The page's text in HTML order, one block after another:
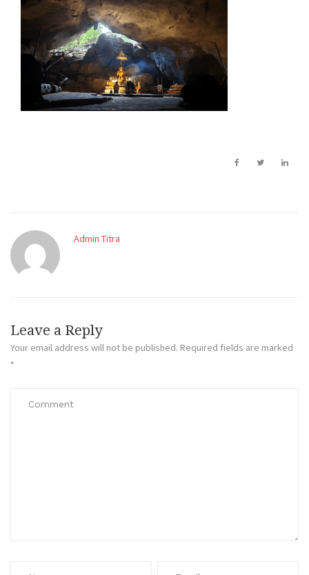
Admin Titra
Leave a Reply
Your email address will not be published. Required fields are marked
*